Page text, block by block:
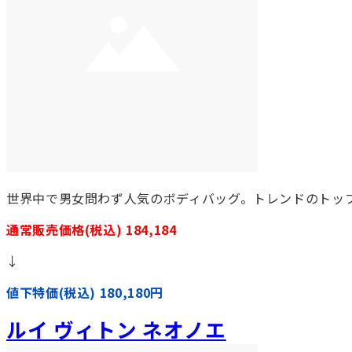
世界中で男女問わず人気のボディバッグ。トレンドのト
通常販売価格(税込) 184,184
↓
値下特価(税込) 180,180円
ルイ ヴィトン ネオノエ